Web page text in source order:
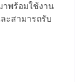
พร้อมใช้งาน
ะสามารถรับ